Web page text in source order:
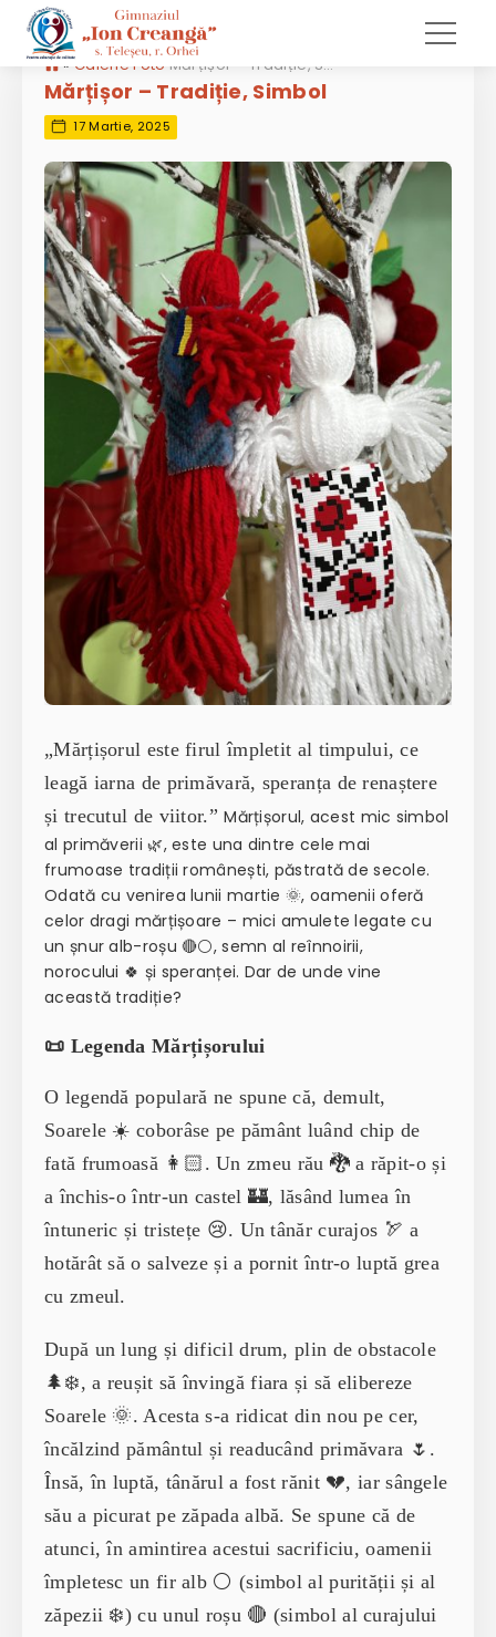
»Galerie Foto Mărțișor – Tradiție, Simbol
Mărțișor – Tradiție, Simbol
17 Martie, 2025
„Mărțișorul este firul împletit al timpului, ce
leagă iarna de primăvară, speranța de renaștere
și trecutul de viitor.”Mărțișorul, acest mic simbol
al primăverii 🌿, este una dintre cele mai
frumoase tradiții românești, păstrată de secole.
Odată cu venirea lunii martie 🌞, oamenii oferă
celor dragi mărțișoare – mici amulete legate cu
un șnur alb-roșu 🔴⚪, semn al reînnoirii,
norocului 🍀 și speranței. Dar de unde vine
această tradiție?
📜 Legenda Mărțișorului
O legendă populară ne spune că, demult,
Soarele ☀️ coborâse pe pământ luând chip de
fată frumoasă 👩🏻. Un zmeu rău 🐉 a răpit-o și
a închis-o într-un castel 🏰, lăsând lumea în
întuneric și tristețe 😢. Un tânăr curajos 🏹 a
hotărât să o salveze și a pornit într-o luptă grea
cu zmeul.
După un lung și dificil drum, plin de obstacole
🌲❄️, a reușit să învingă fiara și să elibereze
Soarele 🌞. Acesta s-a ridicat din nou pe cer,
încălzind pământul și readucând primăvara 🌷.
Însă, în luptă, tânărul a fost rănit 💔, iar sângele
său a picurat pe zăpada albă. Se spune că de
atunci, în amintirea acestui sacrificiu, oamenii
împletesc un fir alb ⚪ (simbol al purității și al
zăpezii ❄️) cu unul roșu 🔴 (simbol al curajului